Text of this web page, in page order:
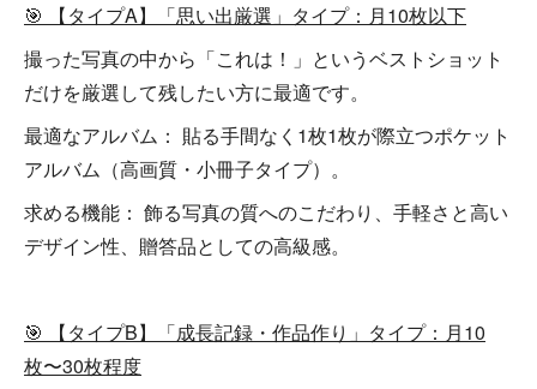
🎯 【タイプA】「思い出厳選」タイプ：月10枚以下
撮った写真の中から「これは！」というベストショット
だけを厳選して残したい方に最適です。
最適なアルバム： 貼る手間なく1枚1枚が際立つポケット
アルバム（高画質・小冊子タイプ）。
求める機能： 飾る写真の質へのこだわり、手軽さと高い
デザイン性、贈答品としての高級感。
🎯 【タイプB】「成長記録・作品作り」タイプ：月10
枚〜30枚程度